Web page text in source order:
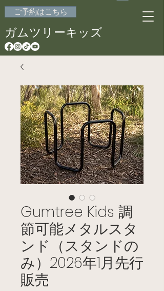
ご予約はこちら
ガムツリーキッズ
Gumtree Kids 調
節可能メタルスタ
ンド（スタンドの
み）2026年1月先行
販売